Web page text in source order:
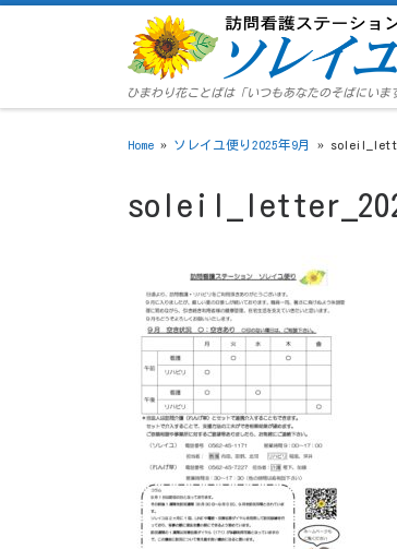
ひまわり花ことばは「いつもあなたのそばにいま
Home » ソレイユ便り2025年9月 »